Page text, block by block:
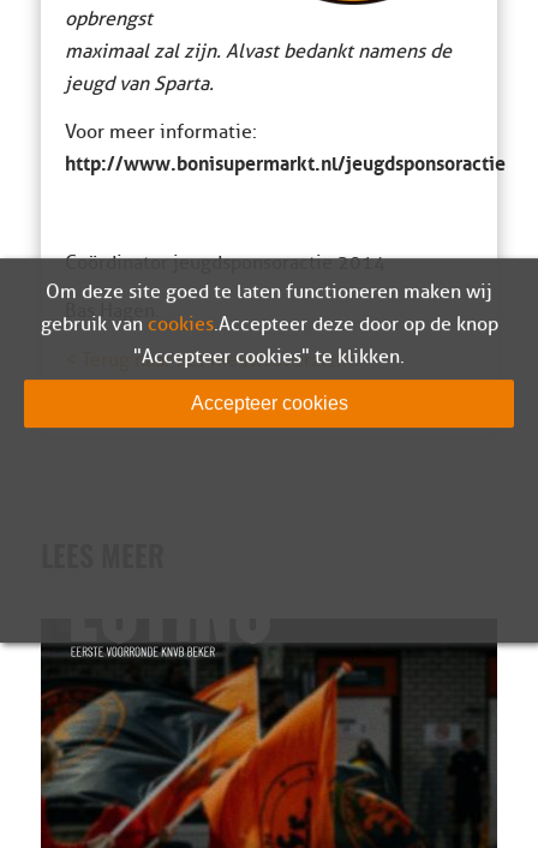
opbrengst
maximaal zal zijn. Alvast bedankt namens de
jeugd van Sparta.
Voor meer informatie:
http://www.bonisupermarkt.nl/jeugdsponsoractie
Coördinator jeugdsponsoractie 2014
Bas Hagen.
< Terug naar het nieuwsoverzicht.
Om deze site goed te laten functioneren maken wij
gebruik van cookies. Accepteer deze door op de knop
"Accepteer cookies" te klikken.
Accepteer cookies